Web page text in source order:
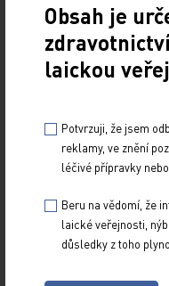
se doporučuje
základní, tak
za určitých okolností.
Fyzikální
věnována
a sleziny.
Anamnézase
Obsah je
laickou
Potvrzuji, že jsem
reklamy, ve znění
léčivé přípravky
Beru na vědomí, že
laické veřejnosti,
důsledky z toho